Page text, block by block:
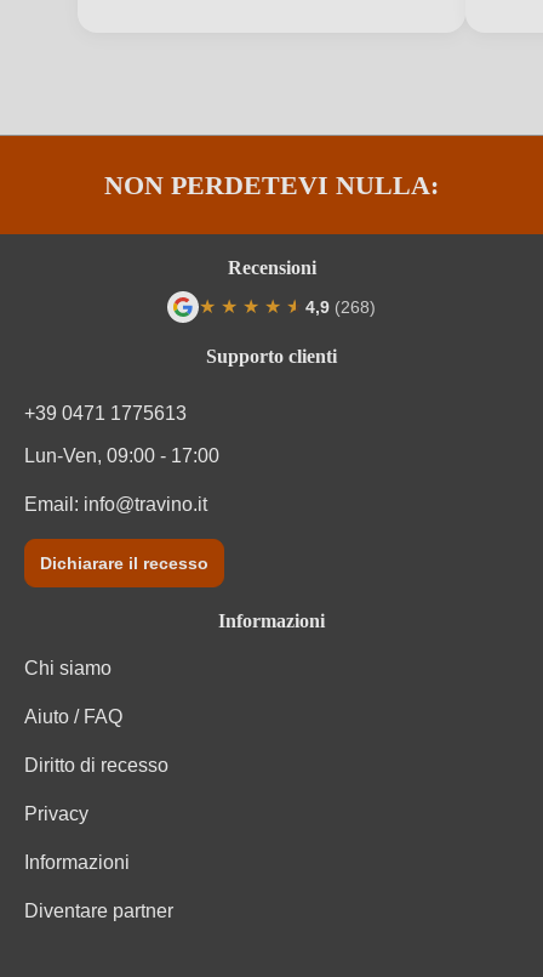
NON PERDETEVI NULLA:
Supporto clienti
+39 0471 1775613
Lun-Ven, 09:00 - 17:00
Email: info@travino.it
Dichiarare il recesso
Informazioni
Chi siamo
Aiuto / FAQ
Diritto di recesso
Privacy
Informazioni
Diventare partner
Recensioni
★ ★ ★ ★ ★
★ 4,9 (268)